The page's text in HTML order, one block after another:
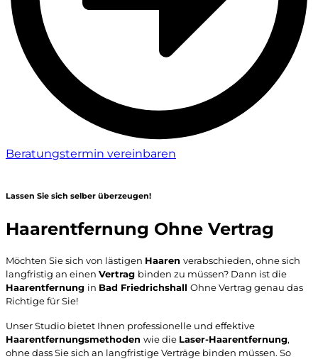
Beratungstermin vereinbaren
Lassen Sie sich selber überzeugen!
Haarentfernung Ohne Vertrag
Möchten Sie sich von lästigen Haaren verabschieden, ohne sich
langfristig an einen Vertrag binden zu müssen? Dann ist die
Haarentfernung in Bad Friedrichshall Ohne Vertrag genau das
Richtige für Sie!
Unser Studio bietet Ihnen professionelle und effektive
Haarentfernungsmethoden wie die Laser-Haarentfernung,
ohne dass Sie sich an langfristige Verträge binden müssen. So